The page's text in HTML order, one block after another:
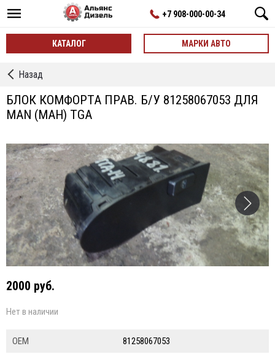
+7 908-000-00-34
КАТАЛОГ МАРКИ АВТО
←
Комфорта
Назад
БЛОК КОМФОРТА ПРАВ. Б/У 81258067053 ДЛЯ
MAN (МАН) TGA
2000 руб.
Нет в наличии
ОЕМ 81258067053